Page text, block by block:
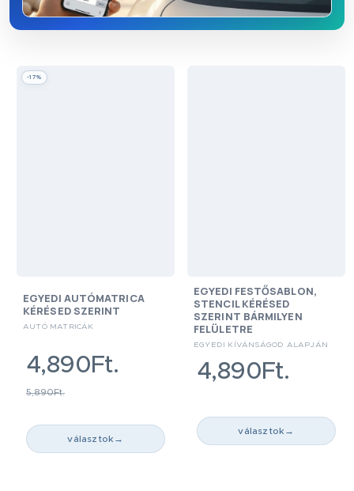
-17%
EGYEDI AUTÓMATRICA
KÉRÉSED SZERINT
AUTÓ MATRICÁK
5,890Ft.
4,890Ft.
választok →
EGYEDI FESTŐSABLON,
STENCIL KÉRÉSED
SZERINT BÁRMILYEN
FELÜLETRE
EGYEDI KÍVÁNSÁGOD ALAPJÁN
4,890Ft.
választok →